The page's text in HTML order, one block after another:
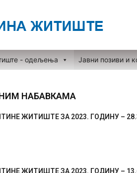
- одељења Јавни позиви и
НАБАВКАМА
ЖИТИШТЕ ЗА 2023. ГОДИНУ –
ЖИТИШТЕ ЗА 2023. ГОДИНУ –
PagePagePagePage